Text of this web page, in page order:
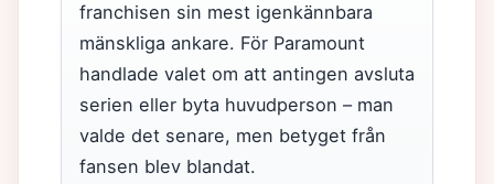
franchisen sin mest igenkännbara
mänskliga ankare. För Paramount
handlade valet om att antingen avsluta
serien eller byta huvudperson – man
valde det senare, men betyget från
fansen blev blandat.